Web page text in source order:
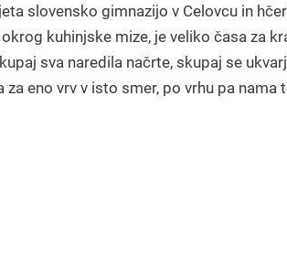
slovensko gimnazijo v Celovcu in
kuhinjske mize, je veliko časa za
sva naredila načrte, skupaj se
eno vrv v isto smer, po vrhu pa nama